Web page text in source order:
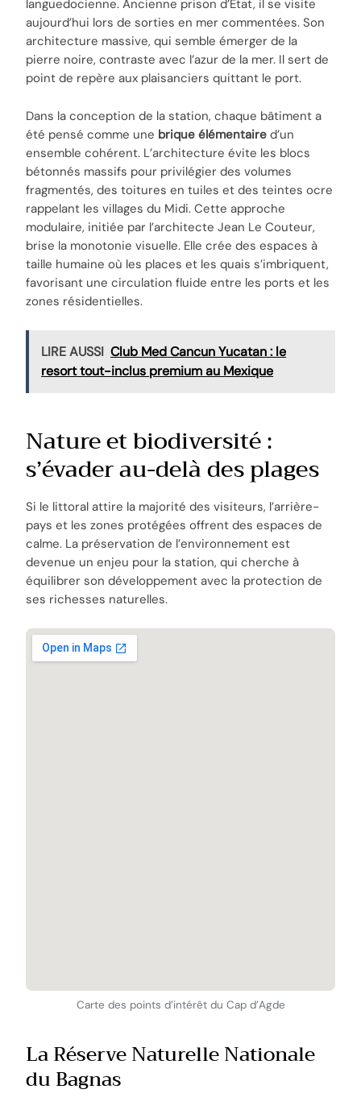
languedocienne. Ancienne prison d’État, il se visite
aujourd’hui lors de sorties en mer commentées. Son
architecture massive, qui semble émerger de la
pierre noire, contraste avec l’azur de la mer. Il sert de
point de repère aux plaisanciers quittant le port.
Dans la conception de la station, chaque bâtiment a
été pensé comme une brique élémentaire d’un
ensemble cohérent. L’architecture évite les blocs
bétonnés massifs pour privilégier des volumes
fragmentés, des toitures en tuiles et des teintes ocre
rappelant les villages du Midi. Cette approche
modulaire, initiée par l’architecte Jean Le Couteur,
brise la monotonie visuelle. Elle crée des espaces à
taille humaine où les places et les quais s’imbriquent,
favorisant une circulation fluide entre les ports et les
zones résidentielles.
LIRE AUSSI Club Med Cancun Yucatan : le
resort tout-inclus premium au Mexique
Nature et biodiversité :
s’évader au-delà des plages
Si le littoral attire la majorité des visiteurs, l’arrière-
pays et les zones protégées offrent des espaces de
calme. La préservation de l’environnement est
devenue un enjeu pour la station, qui cherche à
équilibrer son développement avec la protection de
ses richesses naturelles.
Carte des points d’intérêt du Cap d’Agde
La Réserve Naturelle Nationale
du Bagnas